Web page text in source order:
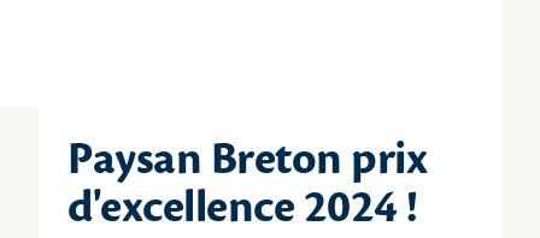
Paysan Breton prix
d'excellence 2024 !